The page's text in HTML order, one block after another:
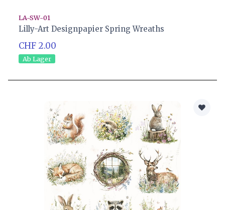
LA-SW-01
Lilly-Art Designpapier Spring Wreaths
CHF 2.00
Ab Lager